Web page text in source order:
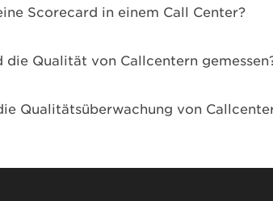
Scorecard in einem Call Center?
die Qualität von Callcentern
Qualitätsüberwachung von